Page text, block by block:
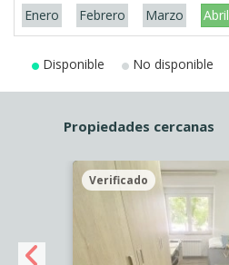
Enero Febrero Marzo Abril
Disponible No disponible
Propiedades cercanas
Verificado